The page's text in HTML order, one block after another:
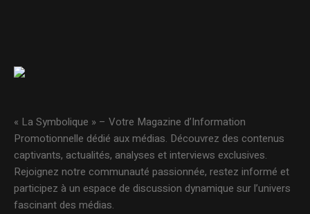
« La Symbolique » – Votre Magazine d’Information
Promotionnelle dédié aux médias. Découvrez des contenus
captivants, actualités, analyses et interviews exclusives.
Rejoignez notre communauté passionnée, restez informé et
participez à un espace de discussion dynamique sur l’univers
fascinant des médias.